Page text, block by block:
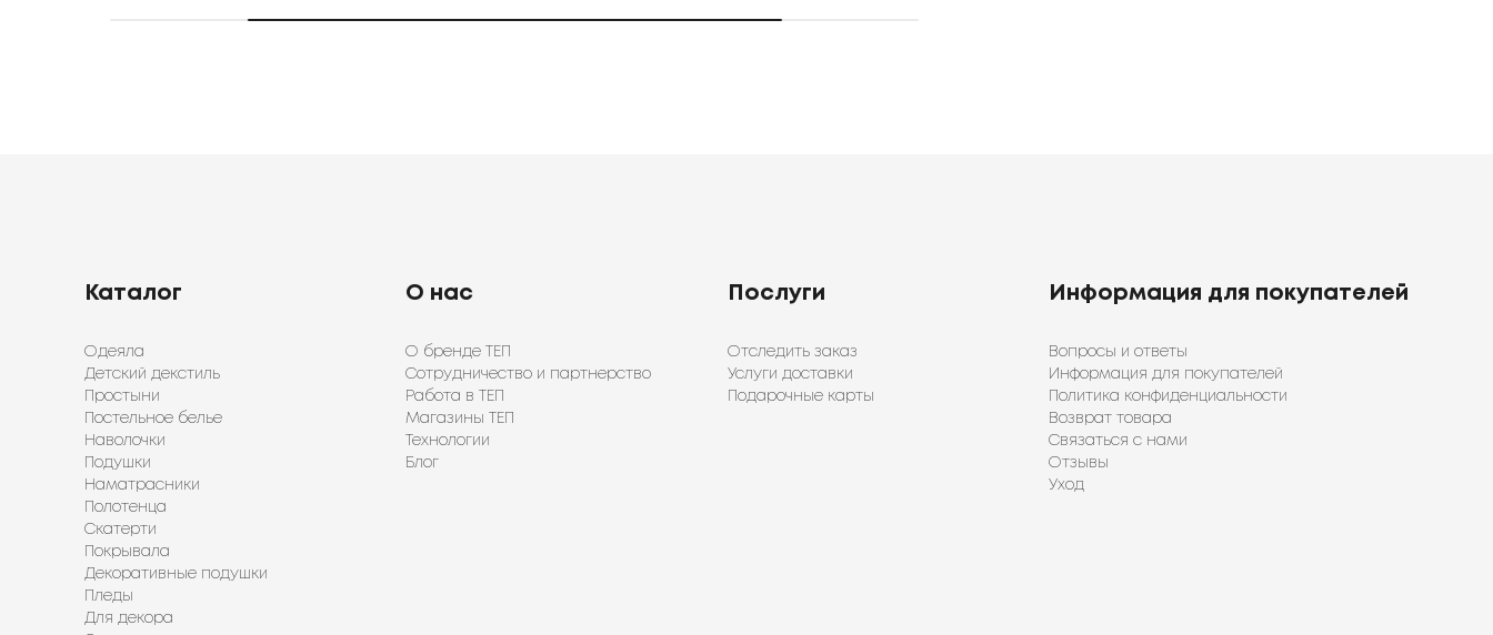
Каталог
Одеяла
Детский декстиль
Простыни
Постельное белье
Наволочки
Подушки
Наматрасники
Полотенца
Скатерти
Покрывала
Декоративные подушки
Пледы
Для декора
О нас
О бренде ТЕП
Сотрудничество и партнерство
Работа в ТЕП
Магазины ТЕП
Технологии
Блог
Послуги
Отследить заказ
Услуги доставки
Подарочные карты
Информация для покупателей
Вопросы и ответы
Информация для покупателей
Политика конфиденциальности
Возврат товара
Связаться с нами
Отзывы
Уход